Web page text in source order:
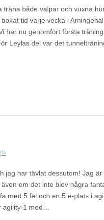
träna både valpar och vuxna
tid varje vecka i
har nu genomfört första
Leylas del var det
jag har tävlat dessutom! Jag är
om det inte blev några
med 5 fel och en 5:e-plats i
agility-1 med…